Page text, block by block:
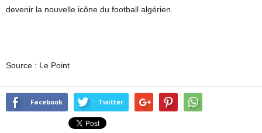
devenir la nouvelle icône du football algérien.
Source : Le Point
Facebook Twitter